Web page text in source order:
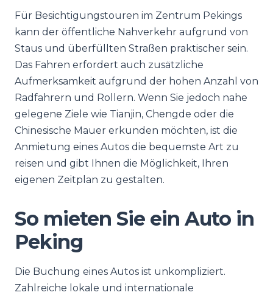
Für Besichtigungstouren im Zentrum Pekings
kann der öffentliche Nahverkehr aufgrund von
Staus und überfüllten Straßen praktischer sein.
Das Fahren erfordert auch zusätzliche
Aufmerksamkeit aufgrund der hohen Anzahl von
Radfahrern und Rollern. Wenn Sie jedoch nahe
gelegene Ziele wie Tianjin, Chengde oder die
Chinesische Mauer erkunden möchten, ist die
Anmietung eines Autos die bequemste Art zu
reisen und gibt Ihnen die Möglichkeit, Ihren
eigenen Zeitplan zu gestalten.
So mieten Sie ein Auto in
Peking
Die Buchung eines Autos ist unkompliziert.
Zahlreiche lokale und internationale